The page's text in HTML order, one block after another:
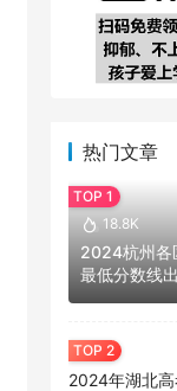
热门文章
18.8K
2024杭州各
最低分数线
2024年湖北